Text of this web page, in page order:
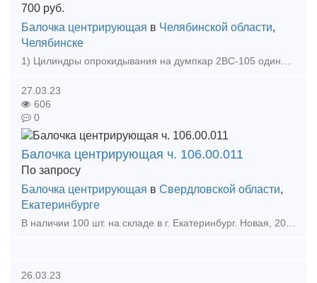
700 руб.
Балочка центрирующая в Челябинской области,
Челябинске
27.03.23
606
0
Балочка центрирующая ч. 106.00.011
По запросу
Балочка центрирующая в Свердловской области,
Екатеринбурге
В наличии 100 шт. на складе в г. Екатеринбург. Новая, 20 года, с документами. можем поставлять по 300 шт. в месяц. Входит в конструкцию подвески автосцепного устройства СА-3. Совместн
26.03.23